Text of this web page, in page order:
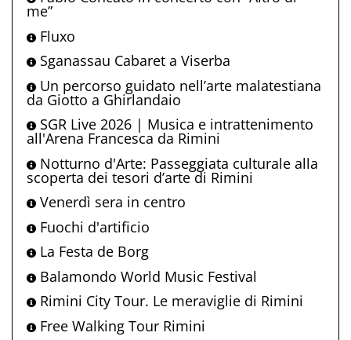
me”
Fluxo
Sganassau Cabaret a Viserba
Un percorso guidato nell’arte malatestiana
da Giotto a Ghirlandaio
SGR Live 2026 | Musica e intrattenimento
all'Arena Francesca da Rimini
Notturno d'Arte: Passeggiata culturale alla
scoperta dei tesori d’arte di Rimini
Venerdì sera in centro
Fuochi d'artificio
La Festa de Borg
Balamondo World Music Festival
Rimini City Tour. Le meraviglie di Rimini
Free Walking Tour Rimini